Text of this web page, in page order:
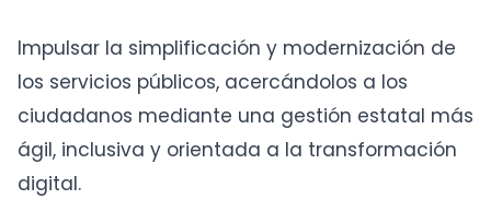
Impulsar la simplificación y modernización de
los servicios públicos, acercándolos a los
ciudadanos mediante una gestión estatal más
ágil, inclusiva y orientada a la transformación
digital.